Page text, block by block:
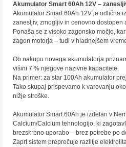
Akumulator Smart 60Ah 12V –
Akumulator Smart 60Ah 12V je odlična
zanesljiv, zmogljiv in cenovno dostopen
Ponaša se z visoko zagonsko močjo,
zagon motorja – tudi v hladnejšem
Ob nakupu novega akumulatorja
višini 7 % njegove nazivne kapacitete.
Na primer: za star 100Ah akumulator
Tako skupaj prispevamo k varovanju
nižje stroške.
Akumulator Smart 60Ah je izdelan v
Calcium/Calcium tehnologijo, ki
brezskrbno uporabo – brez potrebe po
Zaprt sistem preprečuje razlitje